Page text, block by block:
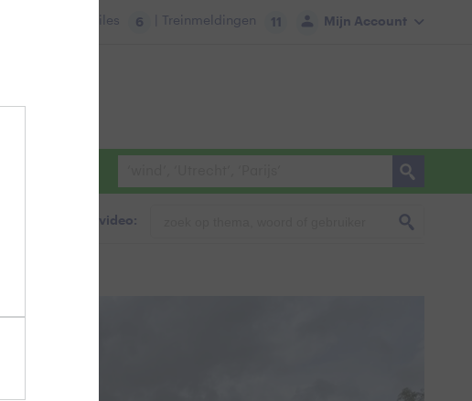
Mijn Account
Files 6 | Treinmeldingen 11
Zoeken in foto & video: